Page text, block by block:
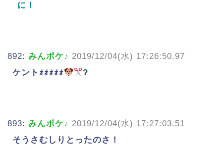
に！
892: みんポケ♪ 2019/12/04(水) 17:26:50.97
ケントｫｫｫｫｫ
?
893: みんポケ♪ 2019/12/04(水) 17:27:03.51
そうさむしりとったのさ！